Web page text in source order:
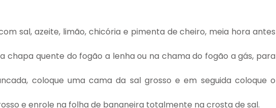
sal, azeite, limão, chicória e pimenta de cheiro, meia hora antes
chapa quente do fogão a lenha ou na chama do fogão a gás, para
coloque uma cama da sal grosso e em seguida coloque o
e enrole na folha de bananeira totalmente na crosta de sal.